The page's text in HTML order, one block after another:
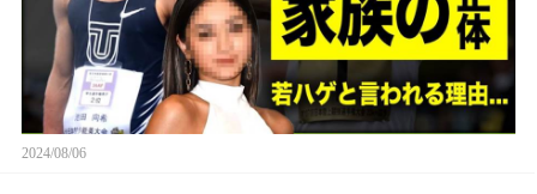
2024/08/06